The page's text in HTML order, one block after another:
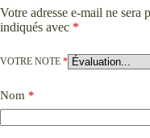
Votre adresse e-mail ne sera
indiqués avec *
VOTRE NOTE *
Nom *